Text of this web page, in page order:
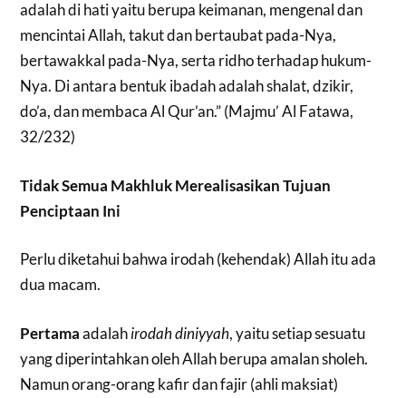
adalah di hati yaitu berupa keimanan, mengenal dan
mencintai Allah, takut dan bertaubat pada-Nya,
bertawakkal pada-Nya, serta ridho terhadap hukum-
Nya. Di antara bentuk ibadah adalah shalat, dzikir,
do’a, dan membaca Al Qur’an.” (Majmu’ Al Fatawa,
32/232)
Tidak Semua Makhluk Merealisasikan Tujuan
Penciptaan Ini
Perlu diketahui bahwa irodah (kehendak) Allah itu ada
dua macam.
Pertamaadalahirodah diniyyah, yaitu setiap sesuatu
yang diperintahkan oleh Allah berupa amalan sholeh.
Namun orang-orang kafir dan fajir (ahli maksiat)